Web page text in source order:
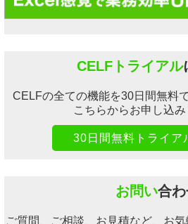
CELFトライアル
CELFの全ての機能を30日間無料
こちらからお申し込み
30日間無料トライア
お問い合
ご質問、ご相談、お見積など、お